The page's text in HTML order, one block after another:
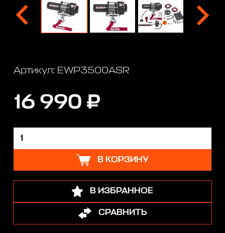
Артикул: EWP3500ASR
16 990 ₽
В КОРЗИНУ
В ИЗБРАННОЕ
СРАВНИТЬ